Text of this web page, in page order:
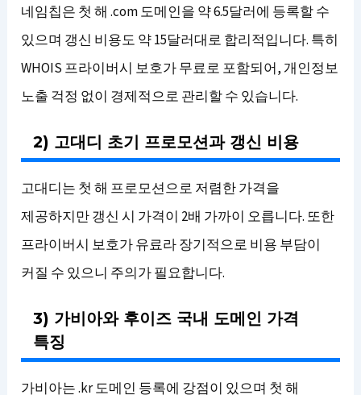
네임칩은 첫 해 .com 도메인을 약 6.5달러에 등록할 수
있으며 갱신 비용도 약 15달러대로 합리적입니다. 특히
WHOIS 프라이버시 보호가 무료로 포함되어, 개인정보
노출 걱정 없이 경제적으로 관리할 수 있습니다.
2) 고대디 초기 프로모션과 갱신 비용
고대디는 첫 해 프로모션으로 저렴한 가격을
제공하지만 갱신 시 가격이 2배 가까이 오릅니다. 또한
프라이버시 보호가 유료라 장기적으로 비용 부담이
커질 수 있으니 주의가 필요합니다.
3) 가비아와 후이즈 국내 도메인 가격
특징
가비아는 .kr 도메인 등록에 강점이 있으며 첫 해